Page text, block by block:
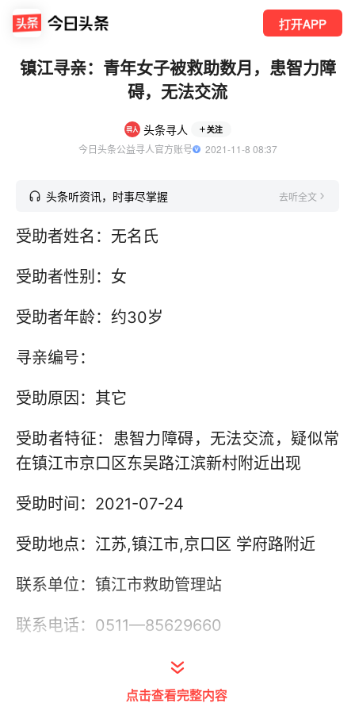
打开APP
镇江寻亲：青年女子被救助数月，患智力障
碍，无法交流
头条寻人 关注
今日头条公益寻人官方账号
  2021-11-8 08:37
头条听资讯，时事尽掌握 去听全文
受助者姓名：无名氏
受助者性别：女
受助者年龄：约30岁
寻亲编号：
受助原因：其它
受助者特征：患智力障碍，无法交流，疑似常
在镇江市京口区东吴路江滨新村附近出现
受助时间：2021-07-24
受助地点：江苏,镇江市,京口区 学府路附近
联系单位：镇江市救助管理站
联系电话：0511—85629660
点击查看完整内容